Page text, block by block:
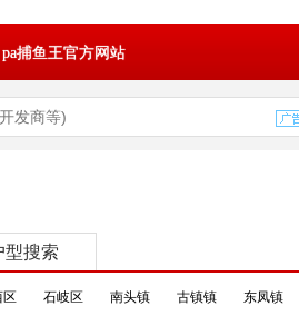
pa捕鱼王官方网站
型搜索
区 石岐区 南头镇 古镇镇
东凤镇